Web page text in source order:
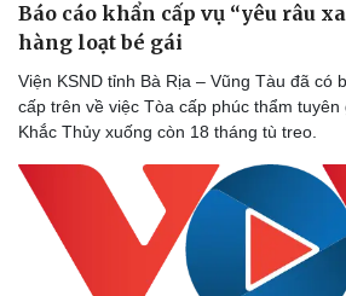
Sức khỏe
Dinh dưỡng - món ngon
Cây thuốc
Sản phụ khoa
Nhi khoa
Làm đẹp - giảm cân
Phòng mạch online
Ăn sạch sống khỏe
Đời
Blog
Tình
Báo cáo khẩn cấp vụ “yêu râu
hàng loạt bé gái
Viện KSND tỉnh Bà Rịa – Vũng Tàu đã có
cấp trên về việc Tòa cấp phúc thẩm tuyên
Khắc Thủy xuống còn 18 tháng tù treo.